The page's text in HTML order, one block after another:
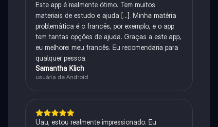
Este app é realmente ótimo. Tem muitos
materiais de estudo e ajuda [...]. Minha matéria
problemática é o francês, por exemplo, e o app
tem tantas opções de ajuda. Graças a este app,
eu melhorei meu francês. Eu recomendaria para
qualquer pessoa.
Samantha Klich
usuária de Android
Uau, estou realmente impressionado. Eu